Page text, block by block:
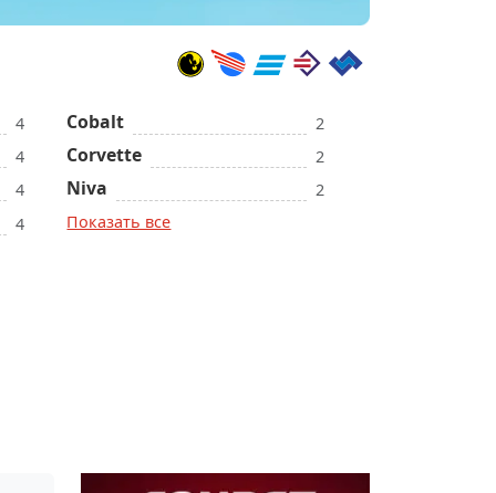
4
4
4
4
Cobalt 2
Corvette 2
Niva
2
Показать все